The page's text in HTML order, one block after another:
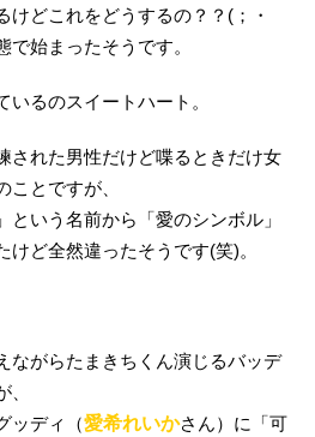
けどこれをどうするの？？(；・
始まったそうです。
るのスイートハート。
された男性だけど喋るときだけ女
とですが、
いう名前から「愛のシンボル」
ど全然違ったそうです(笑)。
ながらたまきちくん演じるバッデ
ッディ（愛希れいかさん）に「可